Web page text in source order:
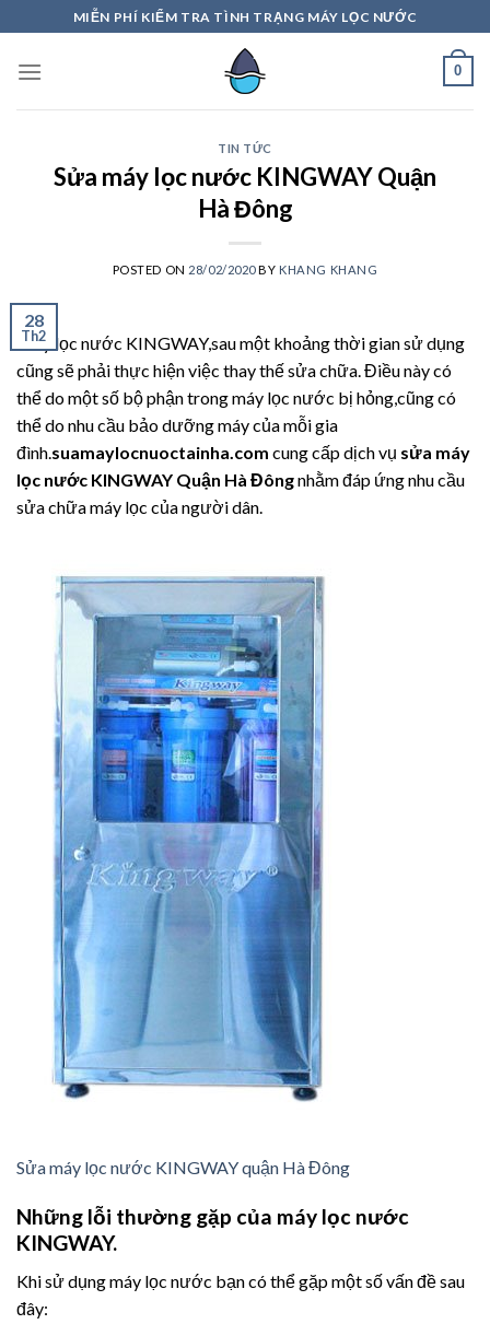
to
content
MIỄN PHÍ KIỂM TRA TÌNH TRẠNG MÁY LỌC NƯỚC
0
TIN TỨC
Sửa máy lọc nước KINGWAY Quận
Hà Đông
POSTED ON 28/02/2020BY KHANG KHANG
28
Th2
Máy lọc nước KINGWAY,sau một khoảng thời gian sử dụng
cũng sẽ phải thực hiện việc thay thế sửa chữa. Điều này có
thể do một số bộ phận trong máy lọc nước bị hỏng,cũng có
thể do nhu cầu bảo dưỡng máy của mỗi gia
đình. suamaylocnuoctainha.com cung cấp dịch vụ sửa máy
lọc nước KINGWAY Quận Hà Đôngnhằm đáp ứng nhu cầu
sửa chữa máy lọc của người dân.
Sửa máy lọc nước KINGWAY quận Hà Đông
Những lỗi thường gặp của máy lọc nước
KINGWAY.
Khi sử dụng máy lọc nước bạn có thể gặp một số vấn đề sau
đây: